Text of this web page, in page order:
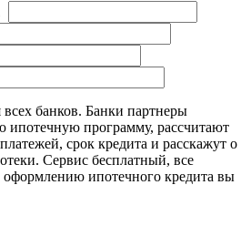
всех банков. Банки партнеры
ипотечную программу, рассчитают
срок кредита и расскажут о
Сервис бесплатный, все
ипотечного кредита вы